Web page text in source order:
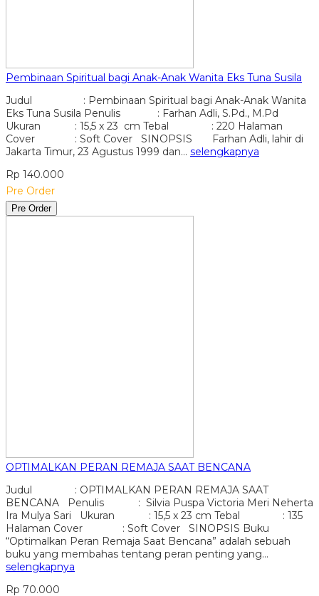
Pembinaan Spiritual bagi Anak-Anak Wanita Eks Tuna Susila
Judul : Pembinaan Spiritual bagi Anak-Anak Wanita
Eks Tuna Susila Penulis : Farhan Adli, S.Pd., M.Pd
Ukuran : 15,5 x 23 cm Tebal : 220 Halaman
Cover : Soft Cover SINOPSIS Farhan Adli, lahir di
Jakarta Timur, 23 Agustus 1999 dan… selengkapnya
Rp 140.000
Pre Order
Pre Order
OPTIMALKAN PERAN REMAJA SAAT BENCANA
Judul : OPTIMALKAN PERAN REMAJA SAAT
BENCANA Penulis : Silvia Puspa Victoria Meri Neherta
Ira Mulya Sari Ukuran : 15,5 x 23 cm Tebal : 135
Halaman Cover : Soft Cover SINOPSIS Buku
“Optimalkan Peran Remaja Saat Bencana” adalah sebuah
buku yang membahas tentang peran penting yang…
selengkapnya
Rp 70.000